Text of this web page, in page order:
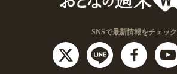
SNSで最新情報をチェック